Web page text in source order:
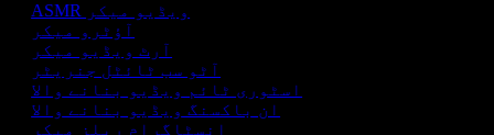
ASMR ویڈیو میکر
آؤٹرو میکر
آرٹ ویڈیو میکر
آٹو سب ٹائٹل جنریٹر
اسٹوری ٹائم ویڈیو بنانے والا
ان باکسنگ ویڈیو بنانے والا
انسٹاگرام ریلز میکر